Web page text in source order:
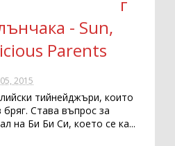
г
- Sun,
Parents
2015
тийнейджъри, които
Става въпрос за
на Би Би Си, което се ка...